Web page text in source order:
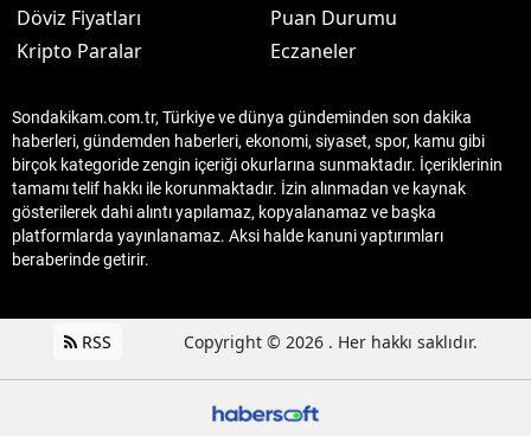
Döviz Fiyatları
Kripto Paralar
Puan Durumu
Eczaneler
Sondakikam.com.tr, Türkiye ve dünya gündeminden son dakika
haberleri, gündemden haberleri, ekonomi, siyaset, spor, kamu gibi
birçok kategoride zengin içeriği okurlarına sunmaktadır. İçeriklerinin
tamamı telif hakkı ile korunmaktadır. İzin alınmadan ve kaynak
gösterilerek dahi alıntı yapılamaz, kopyalanamaz ve başka
platformlarda yayınlanamaz. Aksi halde kanuni yaptırımları
beraberinde getirir.
RSS Copyright © 2026 . Her hakkı saklıdır.